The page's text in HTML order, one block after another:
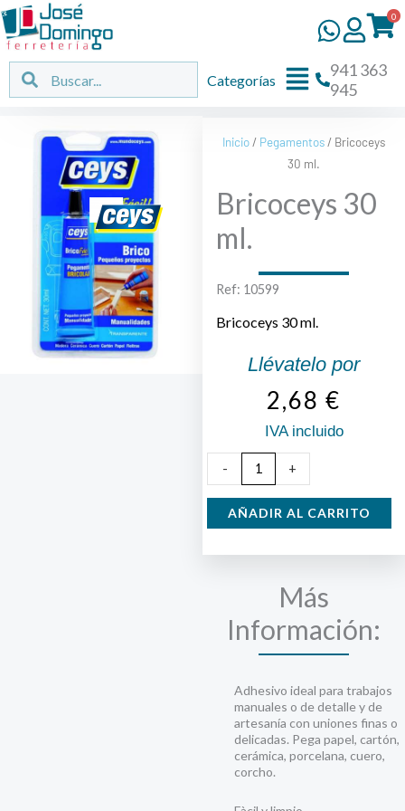
Ir
al
contenido
0
Buscar Buscar
Flyout
Categorías
941 363
945
Inicio / Pegamentos / Bricoceys
30 ml.
Bricoceys 30
ml.
Ref: 10599
Bricoceys 30 ml.
Llévatelo por
2,68 €
IVA incluido
-
Bricoceys
30
+
AÑADIR AL CARRITO
Más
Información:
Adhesivo ideal para trabajos
manuales o de detalle y de
artesanía con uniones finas o
delicadas. Pega papel, cartón,
cerámica, porcelana, cuero,
corcho.